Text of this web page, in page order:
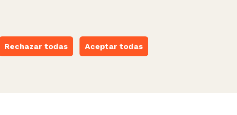
Rechazar todas Aceptar todas